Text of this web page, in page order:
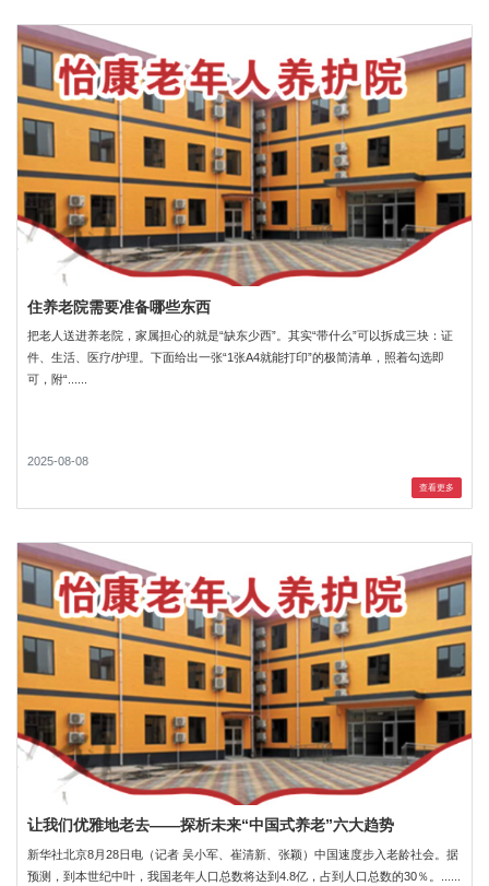
住养老院需要准备哪些东西
把老人送进养老院，家属担心的就是“缺东少西”。其实“带什么”可以拆成三块：证
件、生活、医疗/护理。下面给出一张“1张A4就能打印”的极简清单，照着勾选即
可，附“......
2025-08-08
查看更多
让我们优雅地老去——探析未来“中国式养老”六大趋势
新华社北京8月28日电（记者 吴小军、崔清新、张颖）中国速度步入老龄社会。据
预测，到本世纪中叶，我国老年人口总数将达到4.8亿，占到人口总数的30％。......